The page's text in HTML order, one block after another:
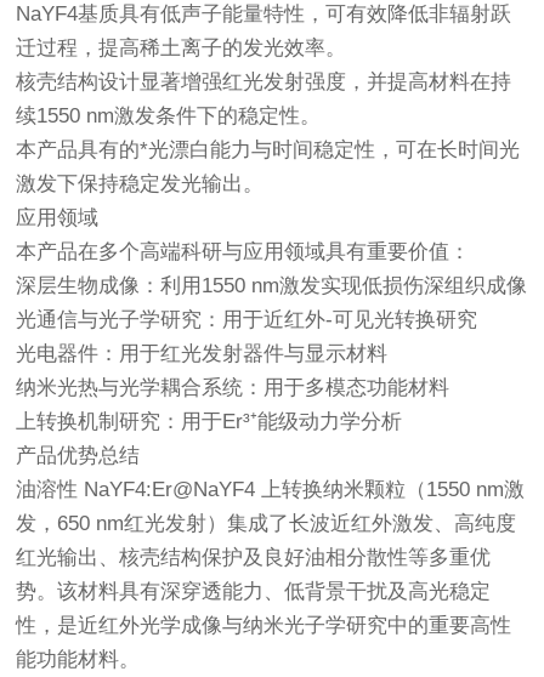
NaYF4基质具有低声子能量特性，可有效降低非辐射跃
迁过程，提高稀土离子的发光效率。
核壳结构设计显著增强红光发射强度，并提高材料在持
续1550 nm激发条件下的稳定性。
本产品具有的*光漂白能力与时间稳定性，可在长时间光
激发下保持稳定发光输出。
应用领域
本产品在多个高端科研与应用领域具有重要价值：
深层生物成像：利用1550 nm激发实现低损伤深组织成像
光通信与光子学研究：用于近红外-可见光转换研究
光电器件：用于红光发射器件与显示材料
纳米光热与光学耦合系统：用于多模态功能材料
上转换机制研究：用于Er³⁺能级动力学分析
产品优势总结
油溶性 NaYF4:Er@NaYF4 上转换纳米颗粒（1550 nm激
发，650 nm红光发射）集成了长波近红外激发、高纯度
红光输出、核壳结构保护及良好油相分散性等多重优
势。该材料具有深穿透能力、低背景干扰及高光稳定
性，是近红外光学成像与纳米光子学研究中的重要高性
能功能材料。